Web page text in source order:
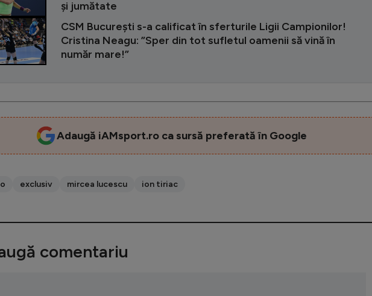
și jumătate
CSM București s-a calificat în sferturile Ligii Campionilor!
Cristina Neagu: ”Sper din tot sufletul oamenii să vină în
număr mare!”
Adaugă iAMsport.ro ca sursă preferată în Google
exclusiv mircea lucescu ion tiriac
comentariu